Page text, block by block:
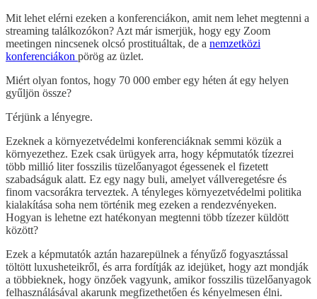
Mit lehet elérni ezeken a konferenciákon, amit nem lehet megtenni a
streaming találkozókon? Azt már ismerjük, hogy egy Zoom
meetingen nincsenek olcsó prostituáltak, de a nemzetközi
konferenciákon pörög az üzlet.
Miért olyan fontos, hogy 70 000 ember egy héten át egy helyen
gyűljön össze?
Térjünk a lényegre.
Ezeknek a környezetvédelmi konferenciáknak semmi közük a
környezethez. Ezek csak ürügyek arra, hogy képmutatók tízezrei
több millió liter fosszilis tüzelőanyagot égessenek el fizetett
szabadságuk alatt. Ez egy nagy buli, amelyet vállveregetésre és
finom vacsorákra terveztek. A tényleges környezetvédelmi politika
kialakítása soha nem történik meg ezeken a rendezvényeken.
Hogyan is lehetne ezt hatékonyan megtenni több tízezer küldött
között?
Ezek a képmutatók aztán hazarepülnek a fényűző fogyasztással
töltött luxusheteikről, és arra fordítják az idejüket, hogy azt mondják
a többieknek, hogy önzőek vagyunk, amikor fosszilis tüzelőanyagok
felhasználásával akarunk megfizethetően és kényelmesen élni.